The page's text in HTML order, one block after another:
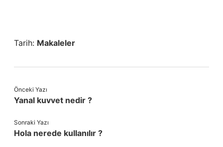
Tarih: Makaleler
Önceki Yazı
Yanal kuvvet nedir ?
Sonraki Yazı
Hola nerede kullanılır ?